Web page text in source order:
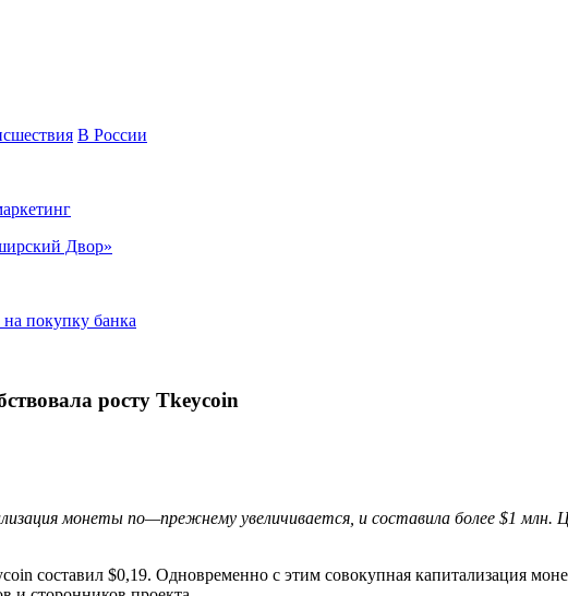
В России
Двор»
покупку банка
росту Tkeycoin
монеты по—прежнему увеличивается, и составила более $1 млн.
составил $0,19. Одновременно с этим совокупная капитализация